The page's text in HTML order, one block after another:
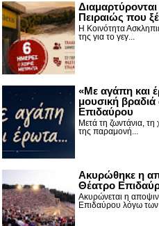
Πειραιώς που
Η Κοινότητα
της για το γεγ...
«Με αγάπη και
μουσική βραδιά
Επιδαύρου
Μετά τη ζωντάνια,
της παραμονή...
Ακυρώθηκε η
Θέατρο
Ακυρώνεται η
Επιδαύρου λόγω